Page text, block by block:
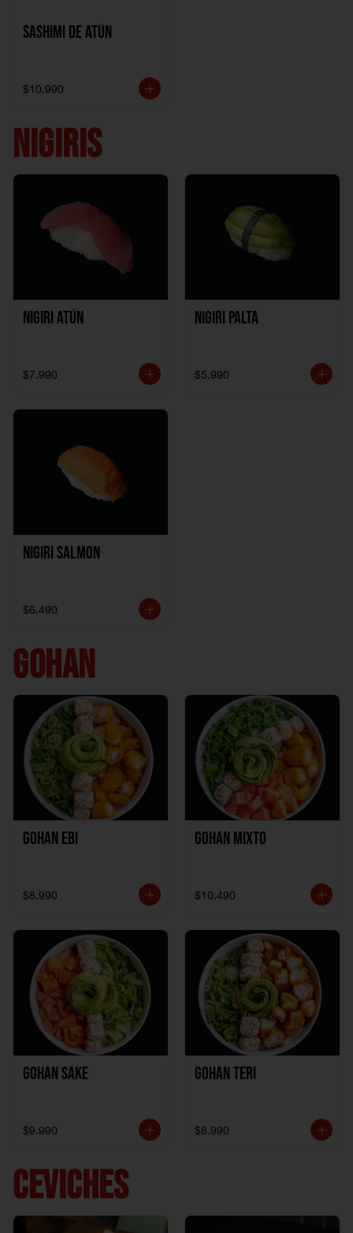
Sashimi de Atún
$10.990
NIGIRIS
Nigiri Atún
$7.990
Nigiri Palta
$5.990
Nigiri Salmon
$6.490
GOHAN
Gohan Ebi
$8.990
Gohan Mixto
$10.490
Gohan Sake
$9.990
Gohan Teri
$8.990
CEVICHES